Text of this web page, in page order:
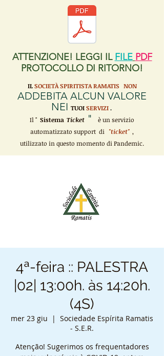
ATTENZIONE! LEGGI IL FILE PDF
PROTOCOLLO DI RITORNO!
IL SOCIETÀ SPIRITISTA RAMATIS NON
ADDEBITA ALCUN VALORE
NEI TUOI SERVIZI.
Il " Sistema Ticket "
è un servizio
automatizzato support di
"ticket" ,
utilizzato in questo momento di Pandemic.
4ª-feira :: PALESTRA
|02| 13:00h. às 14:20h.
(4S)
mer 23 giu
  |
Sociedade Espírita Ramatis
- S.E.R.
Atenção! Sugerimos os frequentadores